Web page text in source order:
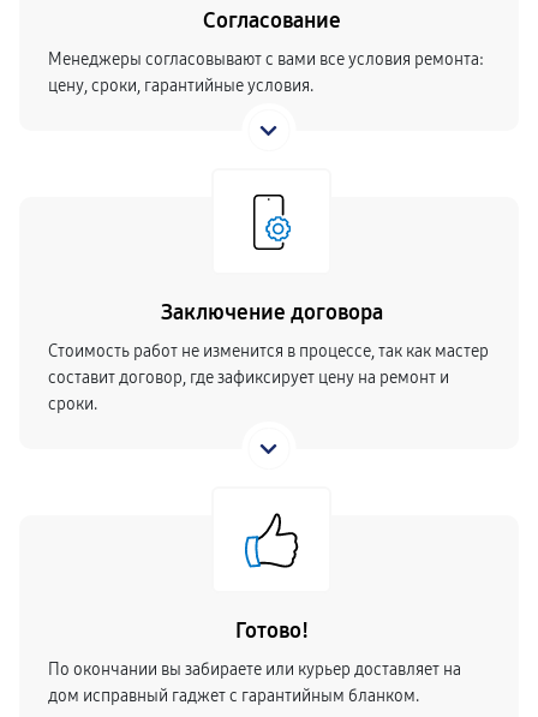
Согласование
Менеджеры согласовывают с вами все условия ремонта:
цену, сроки, гарантийные условия.
Заключение договора
Стоимость работ не изменится в процессе, так как мастер
составит договор, где зафиксирует цену на ремонт и
сроки.
Готово!
По окончании вы забираете или курьер доставляет на
дом исправный гаджет с гарантийным бланком.